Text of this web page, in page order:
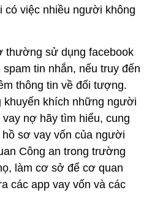
có việc nhiều người không
thường sử dụng facebook
tin nhắn, nếu truy đến
thông tin về đối tượng.
khuyến khích những người
nợ hãy tìm hiểu, cung
sơ vay vốn của người
Công an trong trường
làm cơ sở để cơ quan
các app vay vốn và các